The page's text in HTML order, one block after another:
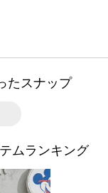
たスナップ
ムランキング